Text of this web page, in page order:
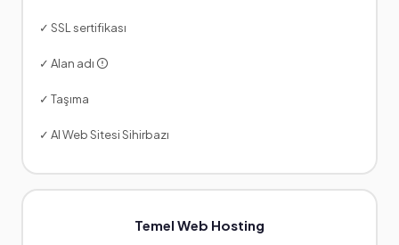
✓ SSL sertifikası
✓ Alan adı
✓ Taşıma
✓ AI Web Sitesi Sihirbazı
Temel Web Hosting